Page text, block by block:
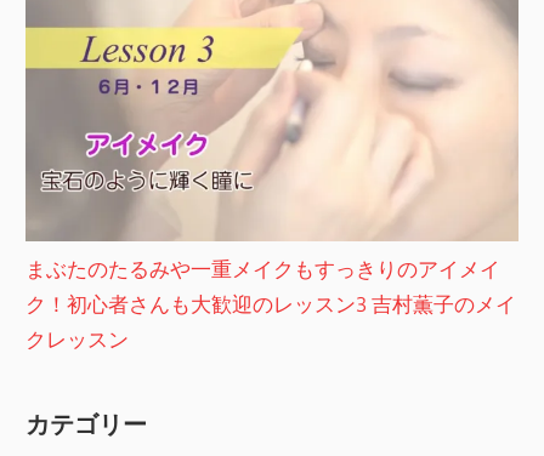
まぶたのたるみや一重メイクもすっきりのアイメイ
ク！初心者さんも大歓迎のレッスン3 吉村薫子のメイ
クレッスン
カテゴリー